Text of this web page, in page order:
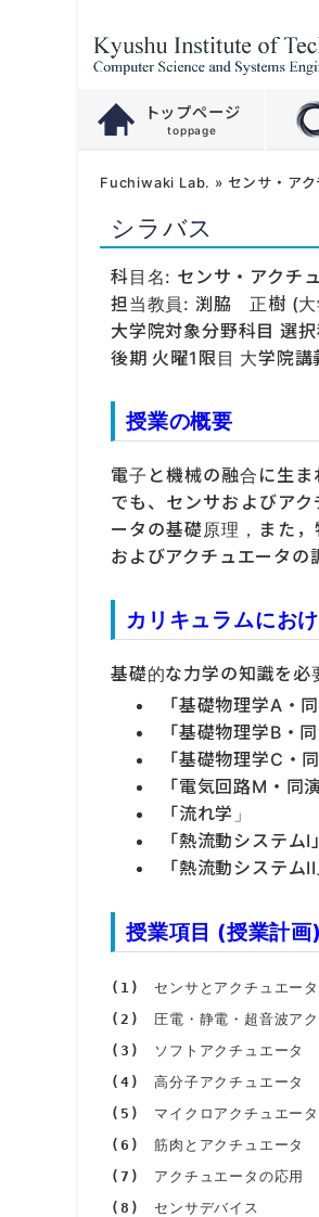
トップページ
Fuchiwaki Lab. » センサ・ア
シラバス
科目名: センサ・アク
担当教員: 渕脇 正樹 (
大学院対象分野科目 選
後期 火曜1限目 大学院
授業の概要
電子と機械の融合に生
でも、センサおよびア
ータの基礎原理，また
およびアクチュエータの
カリキュラムにお
基礎的な力学の知識を必
「基礎物理学A・同
「基礎物理学B・同
「基礎物理学C・
「電気回路M・同
「流れ学」
「熱流動システムI」
「熱流動システムII
授業項目 (授業計画)
(1)
センサとアクチュエータ
(2)
圧電・静電・超音波アク
(3)
ソフトアクチュエータ
(4)
高分子アクチュエータ
(5)
マイクロアクチュエータ
(6)
筋肉とアクチュエータ
(7)
アクチュエータの応用
(8)
センサデバイス